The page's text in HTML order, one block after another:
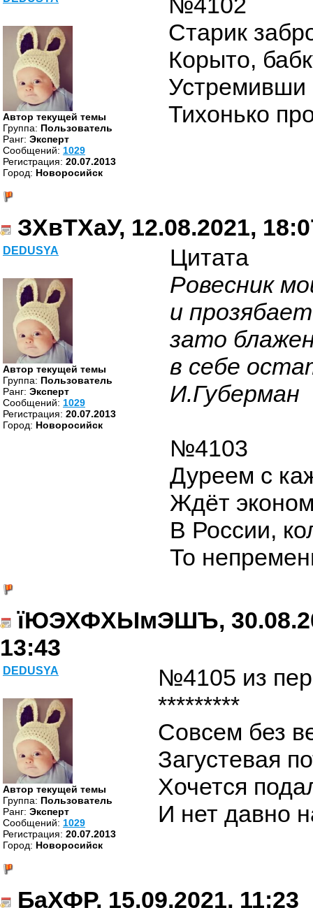
Автор текущей темы
Группа: Пользователь
Ранг: Эксперт
Cообщений: 1029
Регистрация: 20.07.2013
Город: Новоросийск
Старик
Корыто,
Устремивши
Тихонько
ЗХвТХаУ, 12.08.2021,
DEDUSYA
Автор текущей темы
Группа: Пользователь
Ранг: Эксперт
Cообщений: 1029
Регистрация: 20.07.2013
Город: Новоросийск
Цитата
Ровесник
и
зато
в себе
И.Губерман
№4103
Дуреем с
Ждёт
В России,
То
їЮЭХФХЫмЭШЪ,
13:43
DEDUSYA
Автор текущей темы
Группа: Пользователь
Ранг: Эксперт
Cообщений: 1029
Регистрация: 20.07.2013
Город: Новоросийск
№4105 из
*********
Совсем без
Загустевая
Хочется
И нет давно
БаХФР, 15.09.2021, 11:23